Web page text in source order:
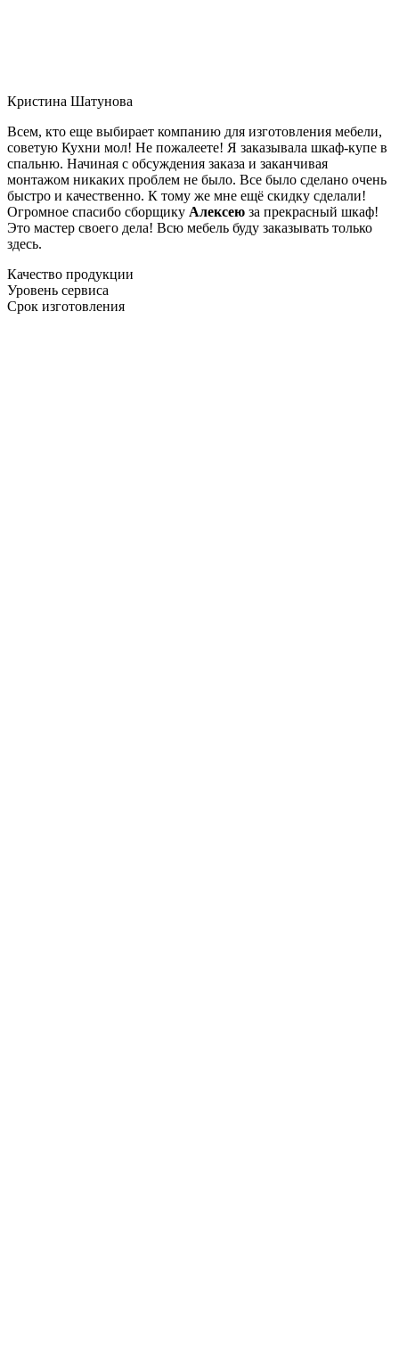
Кристина Шатунова
Всем, кто еще выбирает компанию для изготовления мебели,
советую Кухни мол! Не пожалеете! Я заказывала шкаф-купе в
спальню. Начиная с обсуждения заказа и заканчивая
монтажом никаких проблем не было. Все было сделано очень
быстро и качественно. К тому же мне ещё скидку сделали!
Огромное спасибо сборщику Алексею за прекрасный шкаф!
Это мастер своего дела! Всю мебель буду заказывать только
здесь.
Качество продукции
Уровень сервиса
Срок изготовления